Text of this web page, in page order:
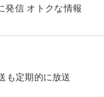
発信 オトクな情報
も定期的に放送